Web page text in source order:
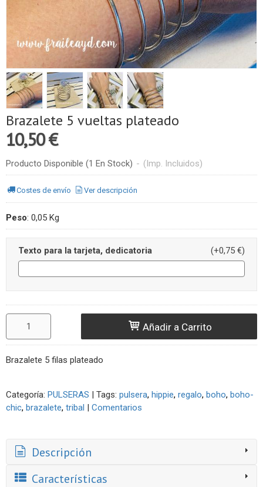
Brazalete 5 vueltas plateado
10,50 €
Producto Disponible (1 En Stock) - (Imp. Incluidos)
Costes de envío Ver descripción
Peso: 0,05 Kg
Texto para la tarjeta, dedicatoria (+0,75 €)
Añadir a Carrito
Brazalete 5 filas plateado
Categoría: PULSERAS | Tags: pulsera hippie regalo boho boho-
chic brazalete tribal | Comentarios
Descripción
Características